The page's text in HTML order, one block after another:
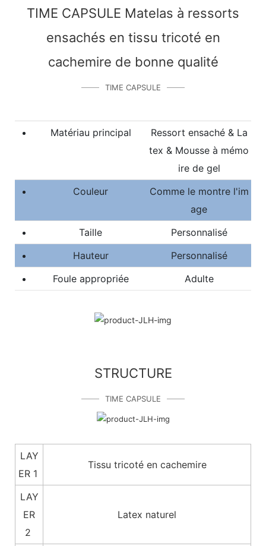
a exporté vers plus de 115 pays
plus de 337 marques
mondiales.
TIME CAPSULE Matelas à ressorts
ensachés en tissu tricoté en
cachemire de bonne qualité
TIME CAPSULE
Matériau principal
Ressort ensaché & La
tex & Mousse à mémo
ire de gel
Couleur
Comme le montre l'im
age
Taille
Personnalisé
Hauteur
Personnalisé
Foule appropriée
Adulte
STRUCTURE
TIME CAPSULE
LAY
ER 1
Tissu tricoté en cachemire
LAY
ER
2
Latex naturel